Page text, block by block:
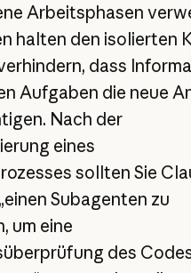
Arbeitsphasen
halten den isolierten
dass
Aufgaben die neue
Nach der
eines
sollten Sie
Subagenten zu
um eine
des